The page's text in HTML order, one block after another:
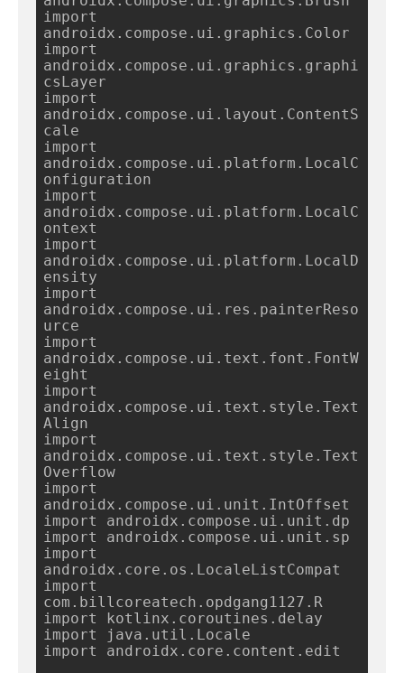
import
androidx.compose.ui.graphics.Color
import
androidx.compose.ui.graphics.graphi
csLayer
import
androidx.compose.ui.layout.ContentS
cale
import
androidx.compose.ui.platform.LocalC
onfiguration
import
androidx.compose.ui.platform.LocalC
ontext
import
androidx.compose.ui.platform.LocalD
ensity
import
androidx.compose.ui.res.painterReso
urce
import
androidx.compose.ui.text.font.FontW
eight
import
androidx.compose.ui.text.style.Text
Align
import
androidx.compose.ui.text.style.Text
Overflow
import
androidx.compose.ui.unit.IntOffset
import androidx.compose.ui.unit.dp
import androidx.compose.ui.unit.sp
import
androidx.core.os.LocaleListCompat
import
com.billcoreatech.opdgang1127.R
import kotlinx.coroutines.delay
import java.util.Locale
import androidx.core.content.edit